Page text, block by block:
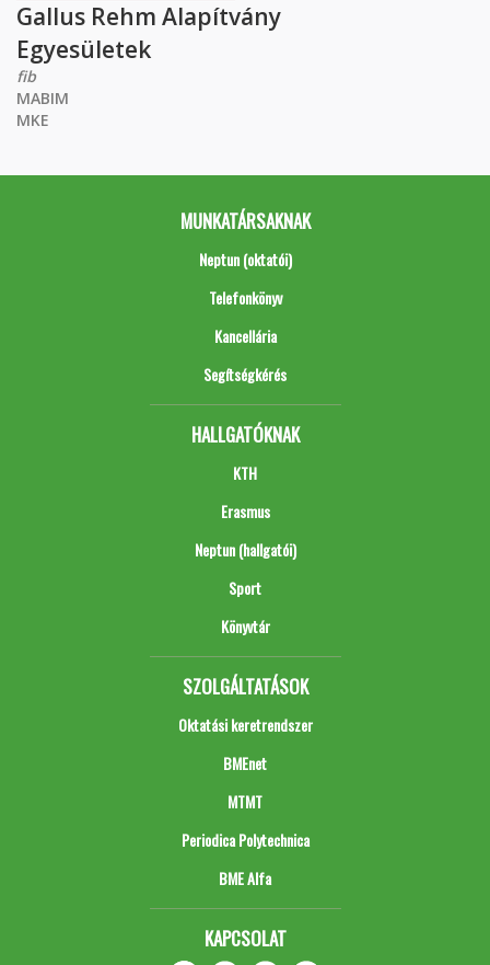
Gallus Rehm Alapítvány
Egyesületek
fib
MABIM
MKE
MUNKATÁRSAKNAK
Neptun (oktatói)
Telefonkönyv
Kancellária
Segítségkérés
HALLGATÓKNAK
KTH
Erasmus
Neptun (hallgatói)
Sport
Könyvtár
SZOLGÁLTATÁSOK
Oktatási keretrendszer
BMEnet
MTMT
Periodica Polytechnica
BME Alfa
KAPCSOLAT